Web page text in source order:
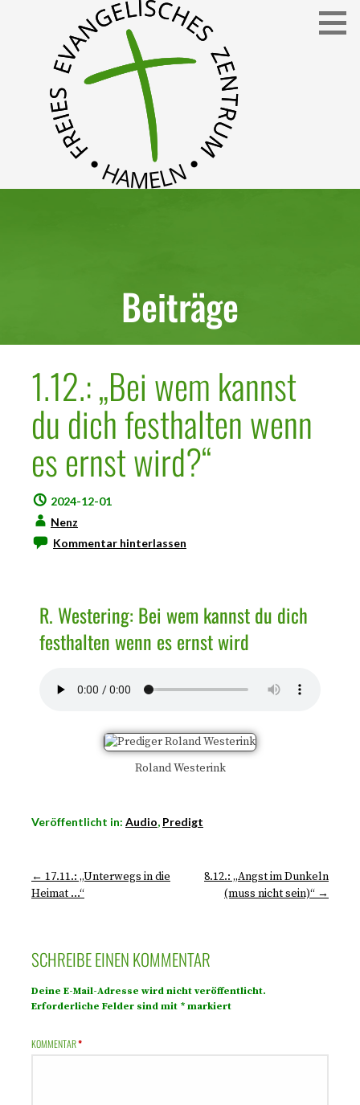
Beiträge
1.12.: „Bei wem kannst
du dich festhalten wenn
es ernst wird?“
2024-12-01
Nenz
Kommentar hinterlassen
R. Westering: Bei wem kannst du dich
festhalten wenn es ernst wird
Roland Westerink
Veröffentlicht in: Audio, Predigt
← 17.11.: „Unterwegs in die
Heimat …“
8.12.: „Angst im Dunkeln
(muss nicht sein)“ →
SCHREIBE EINEN KOMMENTAR
Deine E-Mail-Adresse wird nicht veröffentlicht.
Erforderliche Felder sind mit * markiert
KOMMENTAR*